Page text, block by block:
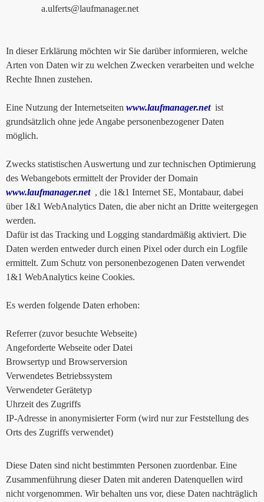
a.ulferts@laufmanager.net
In dieser Erklärung möchten wir Sie darüber informieren, welche
Arten von Daten wir zu welchen Zwecken verarbeiten und welche
Rechte Ihnen zustehen.
Eine Nutzung der Internetseiten www.laufmanager.netist
grundsätzlich ohne jede Angabe personenbezogener Daten
möglich.
Zwecks statistischen Auswertung und zur technischen Optimierung
des Webangebots ermittelt der Provider der Domain
www.laufmanager.net, die 1&1 Internet SE, Montabaur, dabei
über 1&1 WebAnalytics Daten, die aber nicht an Dritte weitergegen
werden.
Dafür ist das Tracking und Logging standardmäßig aktiviert. Die
Daten werden entweder durch einen Pixel oder durch ein Logfile
ermittelt. Zum Schutz von personenbezogenen Daten verwendet
1&1 WebAnalytics keine Cookies.
Es werden folgende Daten erhoben:
Referrer (zuvor besuchte Webseite)
Angeforderte Webseite oder Datei
Browsertyp und Browserversion
Verwendetes Betriebssystem
Verwendeter Gerätetyp
Uhrzeit des Zugriffs
IP-Adresse in anonymisierter Form (wird nur zur Feststellung des
Orts des Zugriffs verwendet)
Diese Daten sind nicht bestimmten Personen zuordenbar. Eine
Zusammenführung dieser Daten mit anderen Datenquellen wird
nicht vorgenommen. Wir behalten uns vor, diese Daten nachträglich